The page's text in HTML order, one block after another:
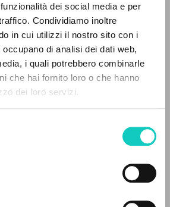
dei social media e per
Condividiamo inoltre
in cui utilizzi il nostro sito con i
di analisi dei dati web,
i quali potrebbero combinarle
che hai fornito loro o che hanno
dei loro servizi.
A
Z
ENCONTRADOS